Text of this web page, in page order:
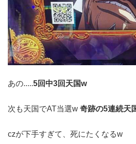
あの.....5回中3回天国w
次も天国でAT当選w 奇跡の5連続天
czが下手すぎて、死にたくなるw